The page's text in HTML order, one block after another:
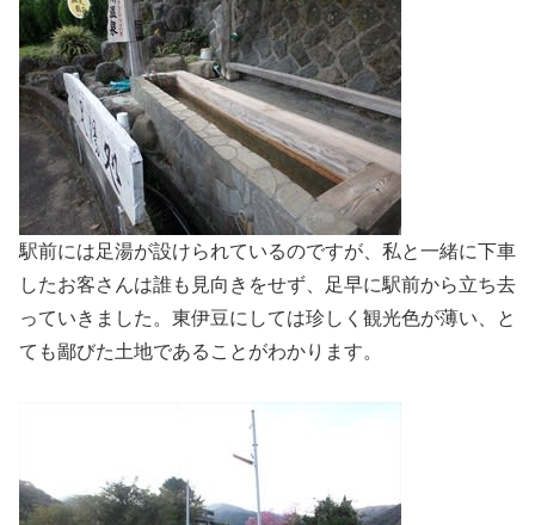
駅前には足湯が設けられているのですが、私と一緒に下車
したお客さんは誰も見向きをせず、足早に駅前から立ち去
っていきました。東伊豆にしては珍しく観光色が薄い、と
ても鄙びた土地であることがわかります。